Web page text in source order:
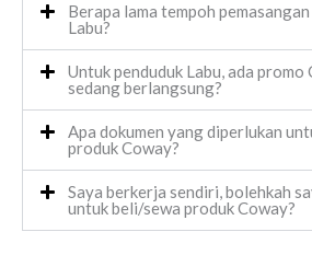
Berapa lama tempoh
Labu?
Untuk penduduk Labu, ada promo
sedang berlangsung?
Apa dokumen yang diperlukan
produk Coway?
Saya berkerja sendiri, bolehkah
untuk beli/sewa produk Coway?